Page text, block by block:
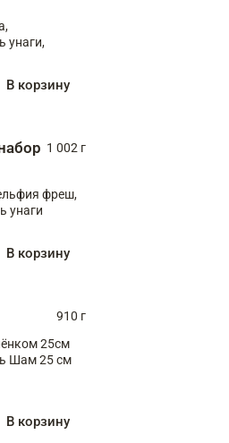
унаги,
В корзину
1 002 г
фреш,
унаги
В корзину
910 г
25см
В корзину